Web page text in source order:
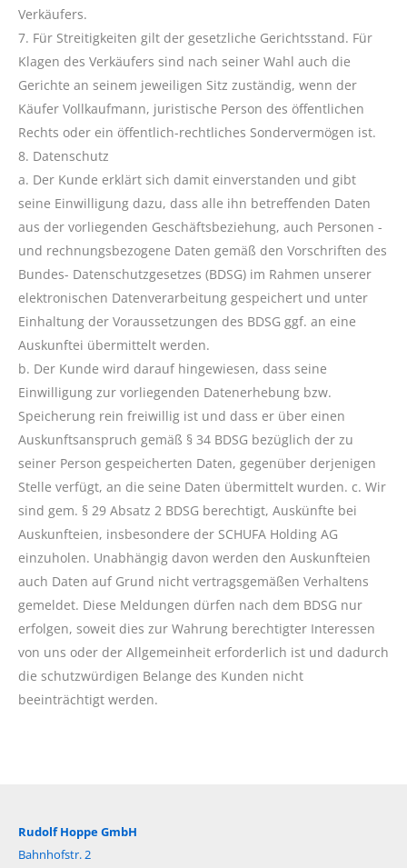
Verkäufers.
7. Für Streitigkeiten gilt der gesetzliche Gerichtsstand. Für
Klagen des Verkäufers sind nach seiner Wahl auch die
Gerichte an seinem jeweiligen Sitz zuständig, wenn der
Käufer Vollkaufmann, juristische Person des öffentlichen
Rechts oder ein öffentlich-rechtliches Sondervermögen ist.
8. Datenschutz
a. Der Kunde erklärt sich damit einverstanden und gibt
seine Einwilligung dazu, dass alle ihn betreffenden Daten
aus der vorliegenden Geschäftsbeziehung, auch Personen -
und rechnungsbezogene Daten gemäß den Vorschriften des
Bundes- Datenschutzgesetzes (BDSG) im Rahmen unserer
elektronischen Datenverarbeitung gespeichert und unter
Einhaltung der Voraussetzungen des BDSG ggf. an eine
Auskunftei übermittelt werden.
b. Der Kunde wird darauf hingewiesen, dass seine
Einwilligung zur vorliegenden Datenerhebung bzw.
Speicherung rein freiwillig ist und dass er über einen
Auskunftsanspruch gemäß § 34 BDSG bezüglich der zu
seiner Person gespeicherten Daten, gegenüber derjenigen
Stelle verfügt, an die seine Daten übermittelt wurden. c. Wir
sind gem. § 29 Absatz 2 BDSG berechtigt, Auskünfte bei
Auskunfteien, insbesondere der SCHUFA Holding AG
einzuholen. Unabhängig davon werden den Auskunfteien
auch Daten auf Grund nicht vertragsgemäßen Verhaltens
gemeldet. Diese Meldungen dürfen nach dem BDSG nur
erfolgen, soweit dies zur Wahrung berechtigter Interessen
von uns oder der Allgemeinheit erforderlich ist und dadurch
die schutzwürdigen Belange des Kunden nicht
beeinträchtigt werden.
Rudolf Hoppe GmbH
Bahnhofstr. 2